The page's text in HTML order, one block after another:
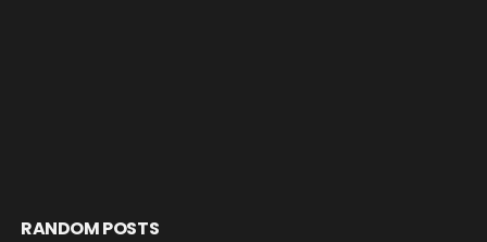
RANDOM POSTS